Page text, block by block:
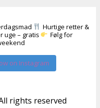
Hurtige retter &
uge – gratis
Følg for
on Instagram
rights reserved